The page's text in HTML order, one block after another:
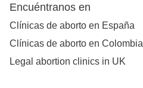
Encuéntranos en
Clínicas de aborto en España
Clínicas de aborto en Colombia
Legal abortion clinics in UK